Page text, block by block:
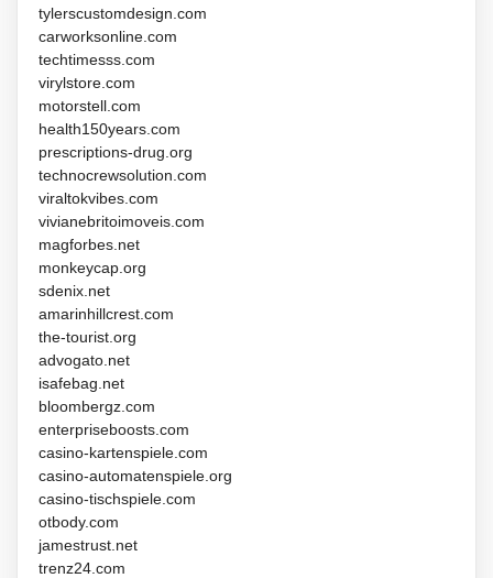
tylerscustomdesign.com
carworksonline.com
techtimesss.com
virylstore.com
motorstell.com
health150years.com
prescriptions-drug.org
technocrewsolution.com
viraltokvibes.com
vivianebritoimoveis.com
magforbes.net
monkeycap.org
sdenix.net
amarinhillcrest.com
the-tourist.org
advogato.net
isafebag.net
bloombergz.com
enterpriseboosts.com
casino-kartenspiele.com
casino-automatenspiele.org
casino-tischspiele.com
otbody.com
jamestrust.net
trenz24.com